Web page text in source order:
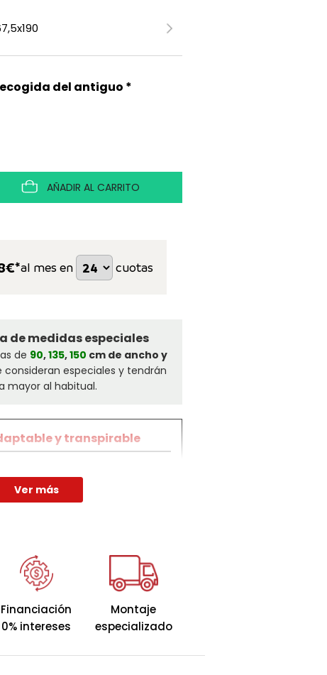
del antiguo *
AÑADIR AL CARRITO
€*al mes en cuotas
de medidas especiales
de 90,135,150 cm de ancho y
consideran especiales y tendrán
mayor al habitual.
y transpirable
que se adapta suavemente a
cuerpo. Perfecto para camas
y reversible
, este colchón ofrece una
articuladas y espacios
airaltamente
Ver más
Financiación
0% intereses
Montaje
especializado